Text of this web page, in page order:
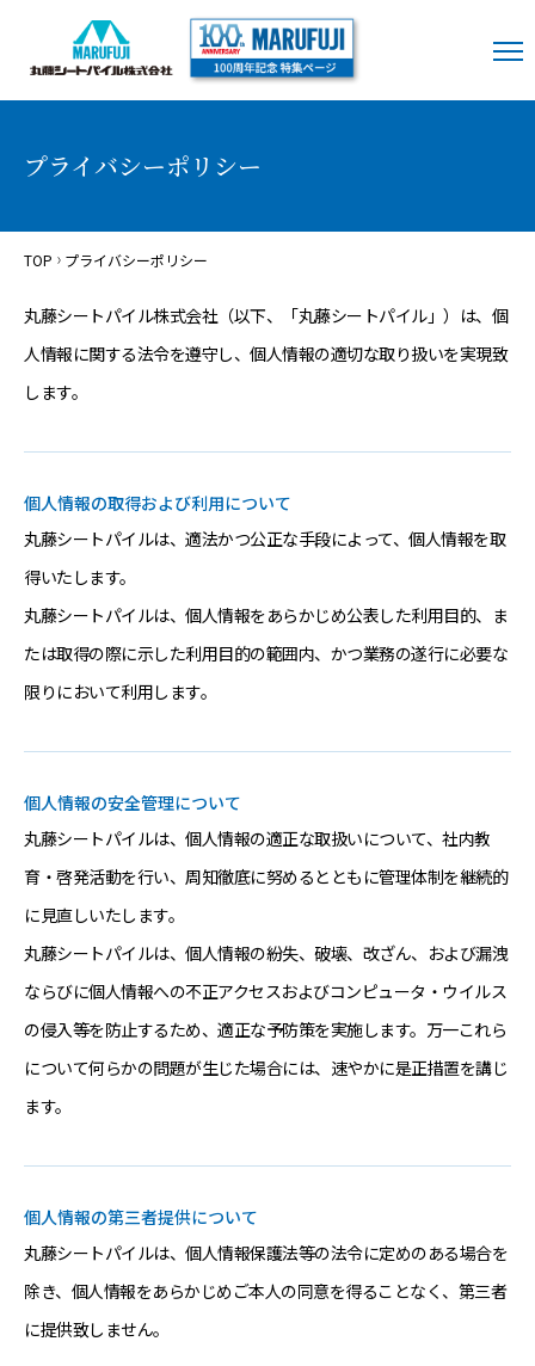
プライバシーポリシー
TOP プライバシーポリシー
丸藤シートパイル株式会社（以下、「丸藤シートパイル」）は、個
人情報に関する法令を遵守し、個人情報の適切な取り扱いを実現致
します。
個人情報の取得および利用について
丸藤シートパイルは、適法かつ公正な手段によって、個人情報を取
得いたします。
丸藤シートパイルは、個人情報をあらかじめ公表した利用目的、ま
たは取得の際に示した利用目的の範囲内、かつ業務の遂行に必要な
限りにおいて利用します。
個人情報の安全管理について
丸藤シートパイルは、個人情報の適正な取扱いについて、社内教
育・啓発活動を行い、周知徹底に努めるとともに管理体制を継続的
に見直しいたします。
丸藤シートパイルは、個人情報の紛失、破壊、改ざん、および漏洩
ならびに個人情報への不正アクセスおよびコンピュータ・ウイルス
の侵入等を防止するため、適正な予防策を実施します。万一これら
について何らかの問題が生じた場合には、速やかに是正措置を講じ
ます。
個人情報の第三者提供について
丸藤シートパイルは、個人情報保護法等の法令に定めのある場合を
除き、個人情報をあらかじめご本人の同意を得ることなく、第三者
に提供致しません。